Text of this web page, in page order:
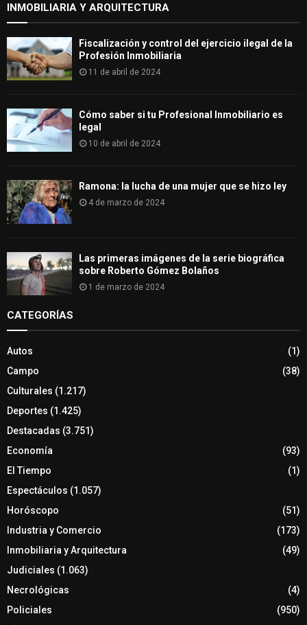
INMOBILIARIA Y ARQUITECTURA
Fiscalización y control del ejercicio ilegal de la
Profesión Inmobiliaria
11 de abril de 2024
Cómo saber si tu Profesional Inmobiliario es
legal
10 de abril de 2024
Ramona: la lucha de una mujer que se hizo ley
4 de marzo de 2024
Las primeras imágenes de la serie biográfica
sobre Roberto Gómez Bolaños
1 de marzo de 2024
CATEGORÍAS
Autos
(1)
Campo
(38)
Culturales (1.217)
Deportes (1.425)
Destacadas (3.751)
Economía
(93)
El Tiempo
(1)
Espectáculos (1.057)
Horóscopo
(51)
Industria y Comercio
(173)
Inmobiliaria y Arquitectura
(49)
Judiciales (1.063)
Necrológicas
(4)
Policiales
(950)